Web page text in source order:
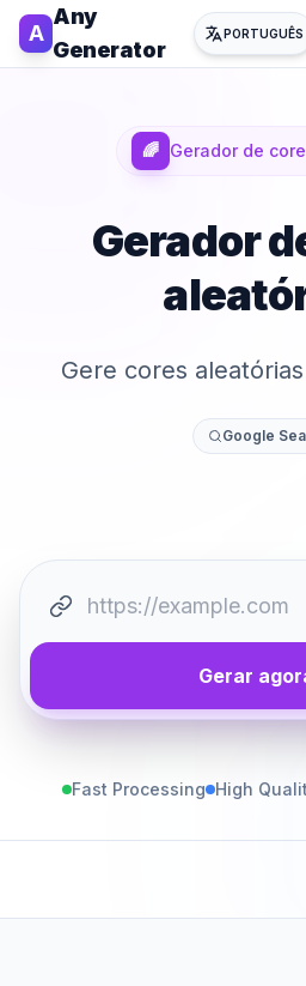
A
Any
Generator
PORTUGUÊS
🌈 Gerador de
Gerador
Gere cores
Google
Gerar
Fast Processing High